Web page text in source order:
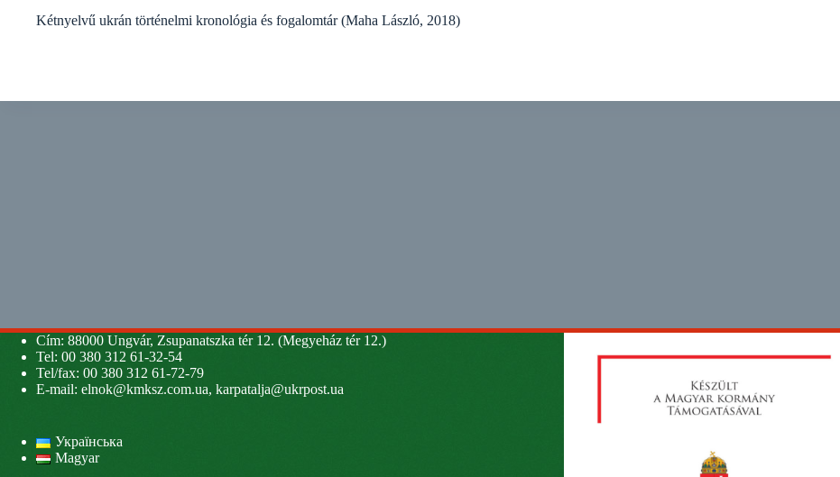
Kétnyelvű ukrán történelmi kronológia és fogalomtár (Maha László, 2018)
Cím: 88000 Ungvár, Zsupanatszka tér 12. (Megyeház tér 12.)
Tel: 00 380 312 61-32-54
Tel/fax: 00 380 312 61-72-79
E-mail: elnok@kmksz.com.ua, karpatalja@ukrpost.ua
Українська
Magyar